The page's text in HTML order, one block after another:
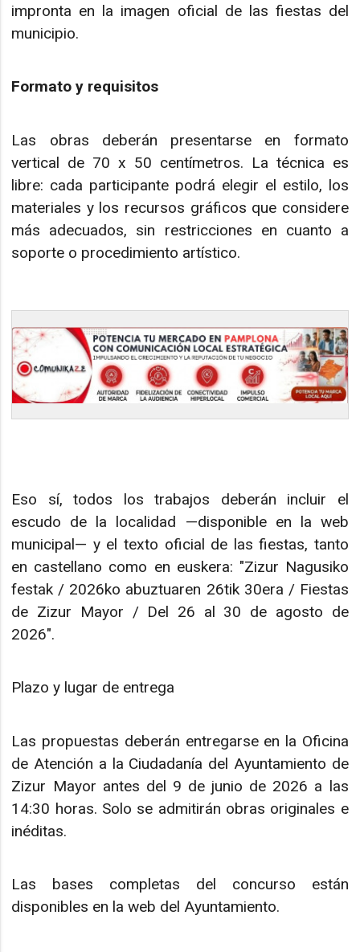
impronta en la imagen oficial de las fiestas del
municipio.
Formato y requisitos
Las obras deberán presentarse en formato
vertical de 70 x 50 centímetros. La técnica es
libre: cada participante podrá elegir el estilo, los
materiales y los recursos gráficos que considere
más adecuados, sin restricciones en cuanto a
soporte o procedimiento artístico.
Eso sí, todos los trabajos deberán incluir el
escudo de la localidad —disponible en la web
municipal— y el texto oficial de las fiestas, tanto
en castellano como en euskera: "Zizur Nagusiko
festak / 2026ko abuztuaren 26tik 30era / Fiestas
de Zizur Mayor / Del 26 al 30 de agosto de
2026".
Plazo y lugar de entrega
Las propuestas deberán entregarse en la Oficina
de Atención a la Ciudadanía del Ayuntamiento de
Zizur Mayor antes del 9 de junio de 2026 a las
14:30 horas. Solo se admitirán obras originales e
inéditas.
Las bases completas del concurso están
disponibles en la web del Ayuntamiento.